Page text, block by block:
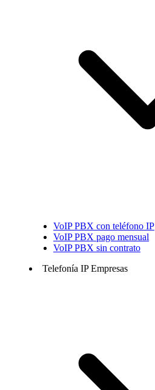
VoIP PBX con teléfono IP
VoIP PBX pago mensual
VoIP PBX sin contrato
Telefonía IP Empresas